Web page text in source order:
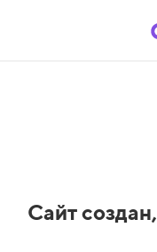
Сайт создан,